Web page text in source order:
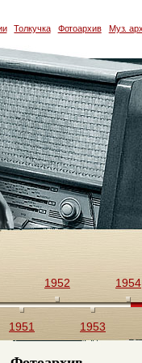
Толкучка Фотоархив Муз.
1951
1952
1953
1954